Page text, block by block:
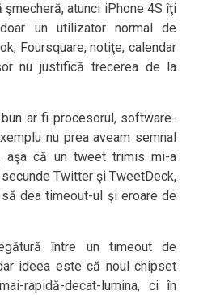
atunci iPhone 4S îţi
un utilizator normal de
Foursquare, notiţe, calendar
nu justifică trecerea de la
ar fi procesorul, software-
nu prea aveam semnal
aşa că un tweet trimis mi-a
Twitter şi TweetDeck,
dea timeout-ul şi eroare de
între un timeout de
ideea este că noul chipset
rapidă-decat-lumina, ci în